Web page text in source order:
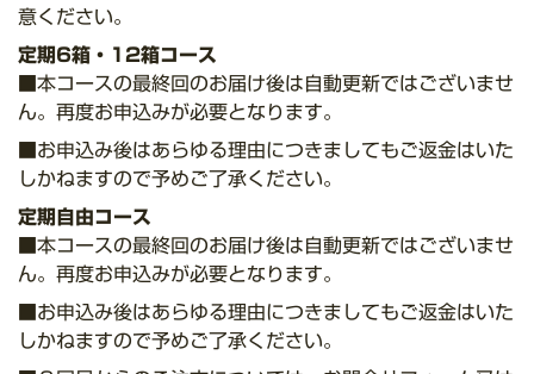
意ください。
定期6箱・12箱コース
■本コースの最終回のお届け後は自動更新ではございませ
ん。再度お申込みが必要となります。
■お申込み後はあらゆる理由につきましてもご返金はいた
しかねますので予めご了承ください。
定期自由コース
■本コースの最終回のお届け後は自動更新ではございませ
ん。再度お申込みが必要となります。
■お申込み後はあらゆる理由につきましてもご返金はいた
しかねますので予めご了承ください。